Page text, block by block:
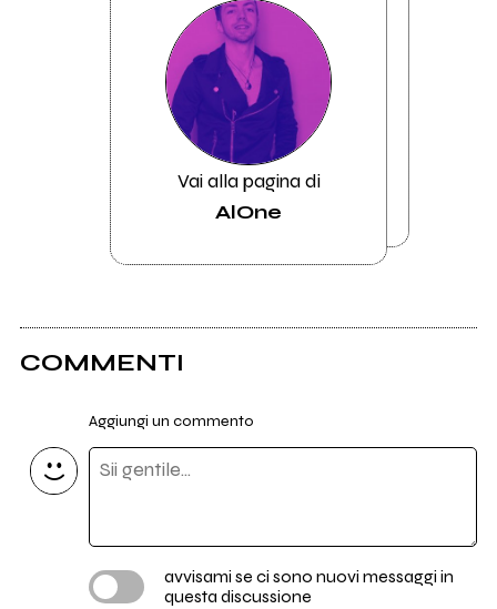
Vai alla pagina di
AlOne
COMMENTI
Aggiungi un commento
avvisami se ci sono nuovi messaggi in
questa discussione